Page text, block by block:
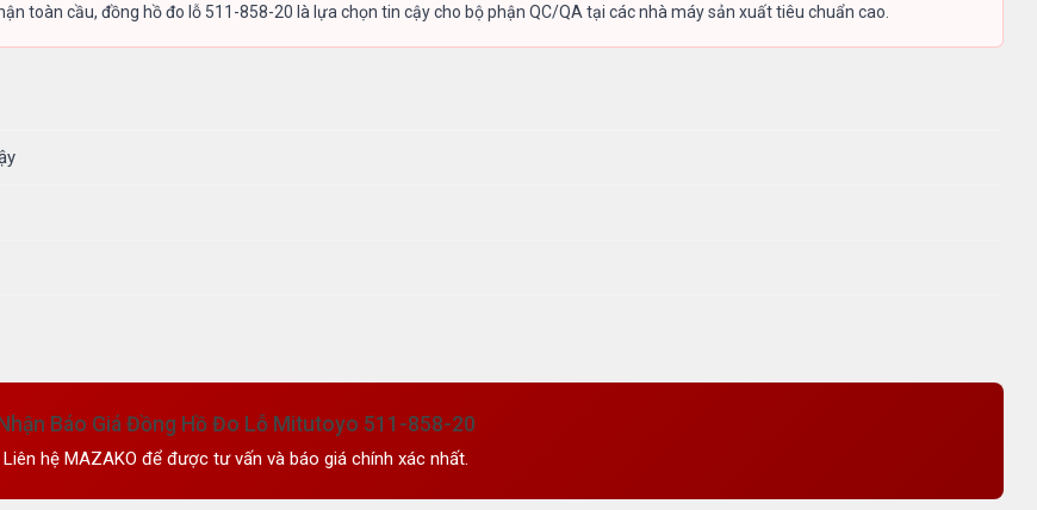
toàn cầu, đồng hồ đo lỗ 511-858-20 là lựa chọn tin cậy cho bộ phận QC/QA tại các nhà máy sản xuất tiêu chuẩn cao.
Báo Giá Đồng Hồ Đo Lỗ Mitutoyo 511-858-20
Liên hệ MAZAKO để được tư vấn và báo giá chính xác nhất.